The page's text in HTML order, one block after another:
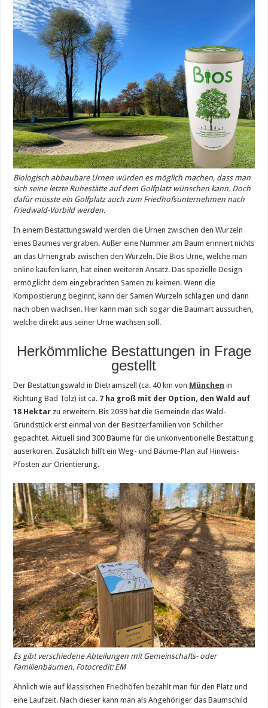
Biologisch abbaubare Urnen würden es möglich machen, dass man
sich seine letzte Ruhestätte auf dem Golfplatz wünschen kann. Doch
dafür müsste ein Golfplatz auch zum Friedhofsunternehmen nach
Friedwald-Vorbild werden.
In einem Bestattungswald werden die Urnen zwischen den Wurzeln
eines Baumes vergraben. Außer eine Nummer am Baum erinnert nichts
an das Urnengrab zwischen den Wurzeln. Die Bios Urne, welche man
online kaufen kann, hat einen weiteren Ansatz. Das spezielle Design
ermöglicht dem eingebrachten Samen zu keimen. Wenn die
Kompostierung beginnt, kann der Samen Wurzeln schlagen und dann
nach oben wachsen. Hier kann man sich sogar die Baumart aussuchen,
welche direkt aus seiner Urne wachsen soll.
Herkömmliche Bestattungen in Frage
gestellt
Der Bestattungswald in Dietramszell (ca. 40 km von München in
Richtung Bad Tölz) ist ca. 7 ha groß mit der Option, den Wald auf
18 Hektar zu erweitern. Bis 2099 hat die Gemeinde das Wald-
Grundstück erst einmal von der Besitzerfamilien von Schilcher
gepachtet. Aktuell sind 300 Bäume für die unkonventionelle Bestattung
auserkoren. Zusätzlich hilft ein Weg- und Bäume-Plan auf Hinweis-
Pfosten zur Orientierung.
Es gibt verschiedene Abteilungen mit Gemeinschafts- oder
Familienbäumen. Fotocredit: EM
Ähnlich wie auf klassischen Friedhöfen bezahlt man für den Platz und
eine Laufzeit. Nach dieser kann man als Angehöriger das Baumschild